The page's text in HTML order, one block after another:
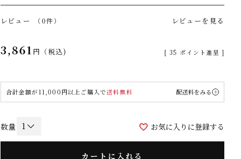
レビュー （0件） レビューを見る
3,861 税込 [ 35 ポイント進呈 ]
合計金額が11,000円以上ご購入で送料無料 配送料をみる
お気に入りに登録する
カートに入れる